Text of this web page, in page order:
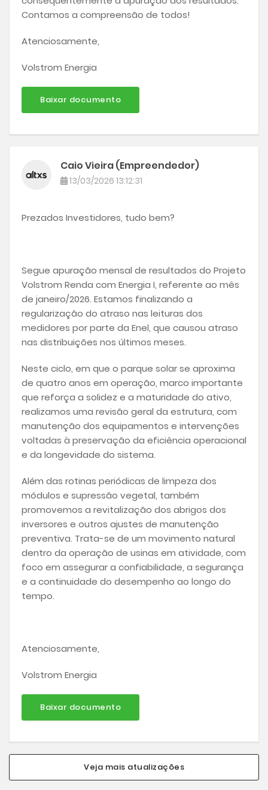
Contamos a compreensão de todos!
Atenciosamente,
Volstrom Energia
Baixar documento
Caio Vieira (Empreendedor)
13/03/2026 13:12:31
Prezados Investidores, tudo bem?
Segue apuração mensal de resultados do Projeto
Volstrom Renda com Energia I, referente ao mês
de janeiro/2026. Estamos finalizando a
regularização do atraso nas leituras dos
medidores por parte da Enel, que causou atraso
nas distribuições nos últimos meses.
Neste ciclo, em que o parque solar se aproxima
de quatro anos em operação, marco importante
que reforça a solidez e a maturidade do ativo,
realizamos uma revisão geral da estrutura, com
manutenção dos equipamentos e intervenções
voltadas à preservação da eficiência operacional
e da longevidade do sistema.
Além das rotinas periódicas de limpeza dos
módulos e supressão vegetal, também
promovemos a revitalização dos abrigos dos
inversores e outros ajustes de manutenção
preventiva. Trata-se de um movimento natural
dentro da operação de usinas em atividade, com
foco em assegurar a confiabilidade, a segurança
e a continuidade do desempenho ao longo do
tempo.
Atenciosamente,
Volstrom Energia
Baixar documento
Veja mais atualizações